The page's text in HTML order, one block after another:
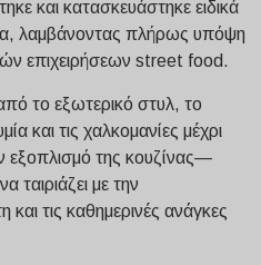
και κατασκευάστηκε ειδικά
λαμβάνοντας πλήρως υπόψη
επιχειρήσεων street food.
το εξωτερικό στυλ, το
και τις χαλκομανίες μέχρι
εξοπλισμό της κουζίνας—
με την
και τις καθημερινές ανάγκες